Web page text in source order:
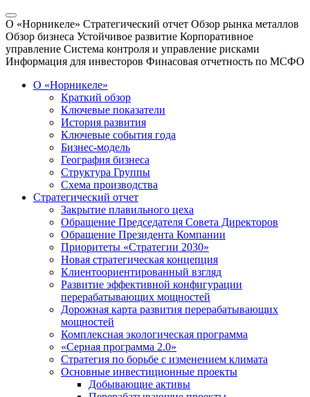
О «Норникеле» Стратегический отчет Обзор рынка металлов
Обзор бизнеса Устойчивое развитие Корпоративное
управление Система контроля и управление рисками
Информация для инвесторов Финасовая отчетность по МСФО
О «Норникеле»
Краткий обзор
Ключевые показатели
История развития
Ключевые события года
Бизнес-модель
География бизнеса
Структура Группы
Схема производства
Стратегический отчет
Закрытие плавильного цеха
Обращение Председателя Совета Директоров
Обращение Президента Компании
Приоритеты «Стратегии 2030»
Новая стратегическая концепция
Клиентоориентированный взгляд
Развитие эффективной конфигурации
перерабатывающих мощностей
Дорожная карта развития перерабатывающих
мощностей
Комплексная экологическая программа
«Серная программа 2.0»
Стратегия по борьбе с изменением климата
Основные инвестиционные проекты
Добывающие активы